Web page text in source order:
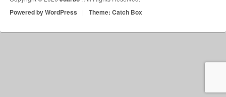
Powered by WordPress | Theme: Catch Box